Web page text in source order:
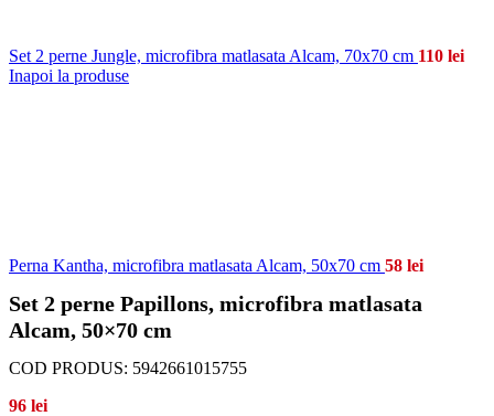
Set 2 perne Jungle, microfibra matlasata Alcam, 70x70 cm 110 lei
Inapoi la produse
Perna Kantha, microfibra matlasata Alcam, 50x70 cm 58 lei
Set 2 perne Papillons, microfibra matlasata
Alcam, 50×70 cm
COD PRODUS: 5942661015755
96 lei